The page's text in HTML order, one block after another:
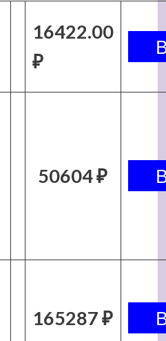
16422.00
₽
50604 ₽
165287 ₽